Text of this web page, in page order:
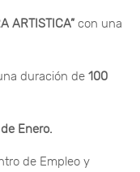
ARTISTICA” con una
duración de 100
Enero.
de Empleo y